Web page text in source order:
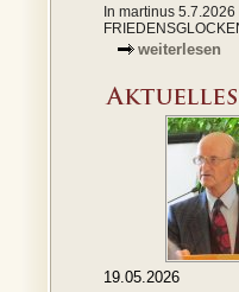
In martinus
weiterlesen
19.05.2026